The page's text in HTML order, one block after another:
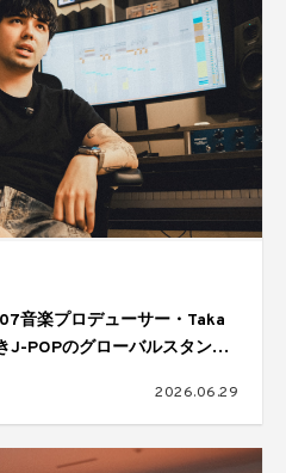
音楽プロデューサー・Taka
J-POPのグローバルスタンダ
2026.06.29